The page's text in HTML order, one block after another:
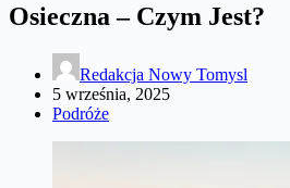
Osieczna – Czym Jest?
Redakcja Nowy Tomysl
5 września, 2025
Podróże